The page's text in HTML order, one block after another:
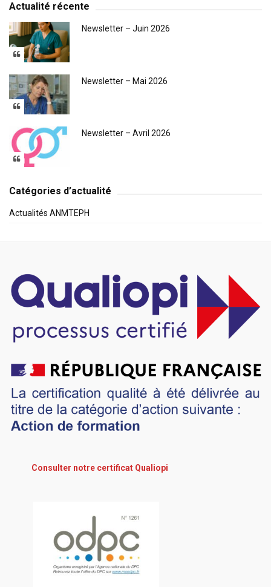
Actualité récente
Newsletter – Juin 2026
Newsletter – Mai 2026
Newsletter – Avril 2026
Catégories d’actualité
Actualités ANMTEPH
Consulter notre certificat Qualiopi